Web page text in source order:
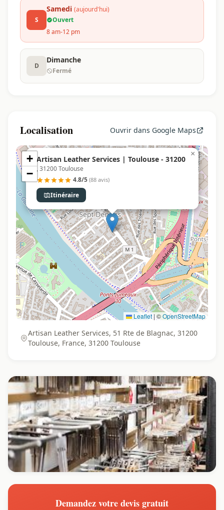
S
Samedi (aujourd'hui)
Ouvert
8 am-12 pm
D
Dimanche
Fermé
Localisation Ouvrir dans Google Maps
Artisan Leather Services | Toulouse - 31200
, 31200 Toulouse
4.8/5 (88 avis)
Itinéraire
×
+
−
Leaflet|©OpenStreetMap
Artisan Leather Services, 51 Rte de Blagnac, 31200
Toulouse, France, 31200 Toulouse
Demandez votre devis gratuit